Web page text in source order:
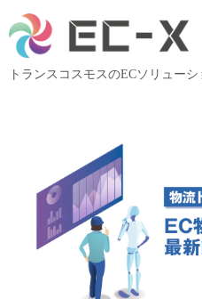
トランスコスモスのECソリュー
EC
無料